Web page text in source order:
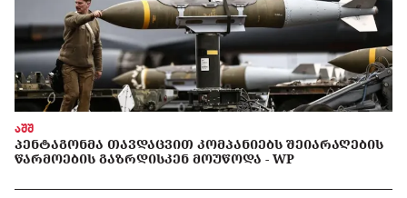
აშშ
ᲞᲔᲜᲢᲐᲒᲝᲜᲛᲐ ᲗᲐᲕᲓᲐᲪᲕᲘᲗ ᲙᲝᲛᲞᲐᲜᲘᲔᲑᲡ ᲨᲔᲘᲐᲠᲐᲦᲔᲑᲘᲡ
ᲬᲐᲠᲛᲝᲔᲑᲘᲡ ᲒᲐᲖᲠᲓᲘᲡᲙᲔᲜ ᲛᲝᲣᲬᲝᲓᲐ - WP